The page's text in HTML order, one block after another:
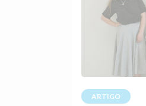
ARTIGO